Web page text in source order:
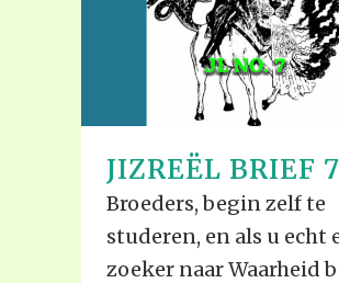
JIZREËL BRIEF 7
Broeders, begin zelf te
studeren, en als u echt
zoeker naar Waarheid